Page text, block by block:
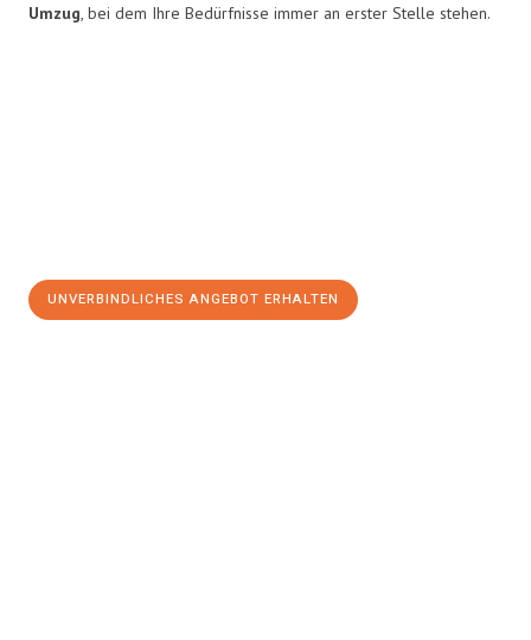
Umzug, bei dem Ihre Bedürfnisse immer an erster Stelle stehen.
UNVERBINDLICHES ANGEBOT ERHALTEN